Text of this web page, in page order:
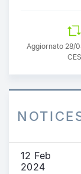
Aggiornato 28/
12 Feb
2024